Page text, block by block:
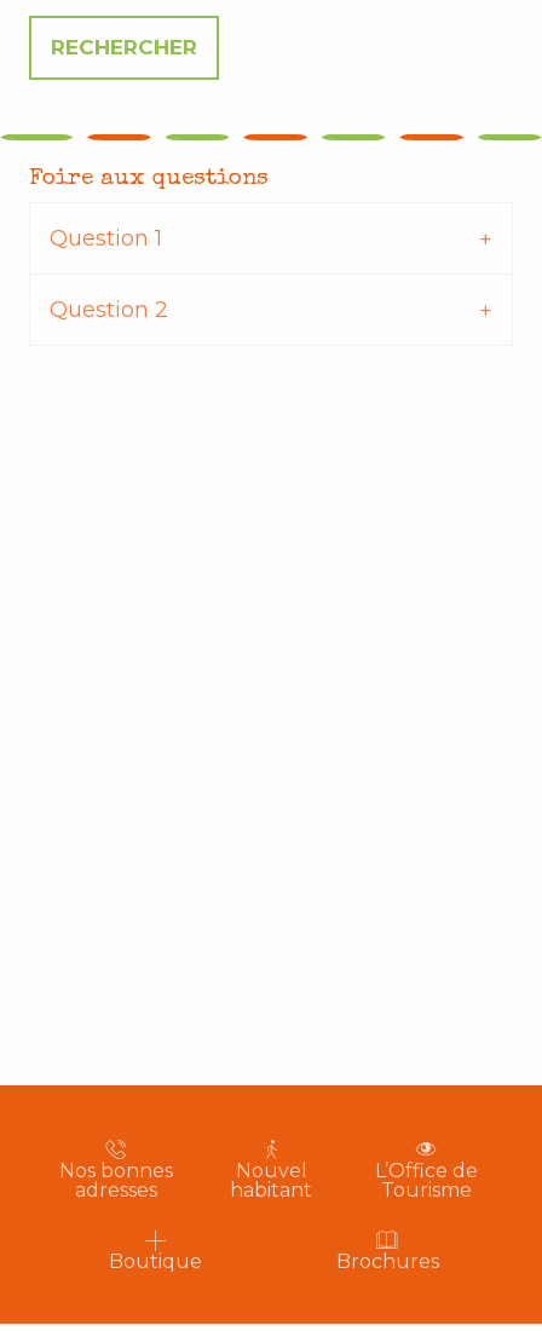
Foire aux questions
Question 1
Question 2
Nos bonnes
adresses
Nouvel
habitant
L’Office de
Tourisme
Boutique Brochures